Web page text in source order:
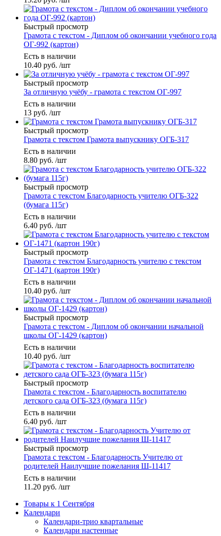
Быстрый просмотр
Грамота с текстом - Диплом об окончании учебного года
ОГ-992 (картон)
Есть в наличии
10.40 руб. /шт
Быстрый просмотр
За отличную учёбу - грамота с текстом ОГ-997
Есть в наличии
13 руб. /шт
Быстрый просмотр
Грамота с текстом Грамота выпускнику ОГБ-317
Есть в наличии
8.80 руб. /шт
Быстрый просмотр
Грамота с текстом Благодарность учителю ОГБ-322
(бумага 115г)
Есть в наличии
6.40 руб. /шт
Быстрый просмотр
Грамота с текстом Благодарность учителю с текстом
ОГ-1471 (картон 190г)
Есть в наличии
10.40 руб. /шт
Быстрый просмотр
Грамота с текстом - Диплом об окончании начальной
школы ОГ-1429 (картон)
Есть в наличии
10.40 руб. /шт
Быстрый просмотр
Грамота с текстом - Благодарность воспитателю
детского сада ОГБ-323 (бумага 115г)
Есть в наличии
6.40 руб. /шт
Быстрый просмотр
Грамота с текстом - Благодарность Учителю от
родителей Наилучшие пожелания Ш-11417
Есть в наличии
11.20 руб. /шт
Товары к 1 Сентября
Календари
Календари-трио квартальные
Календари настенные